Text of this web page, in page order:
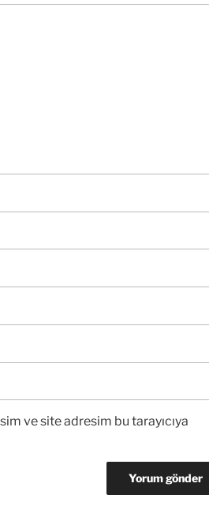
ve site adresim bu tarayıcıya